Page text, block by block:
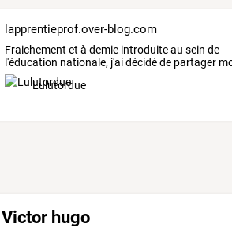
lapprentieprof.over-blog.com
Fraichement et à demieintroduiteau sein de
l'éducation nationale,j'aidécidédepartager
Lulutordue
Victor hugo